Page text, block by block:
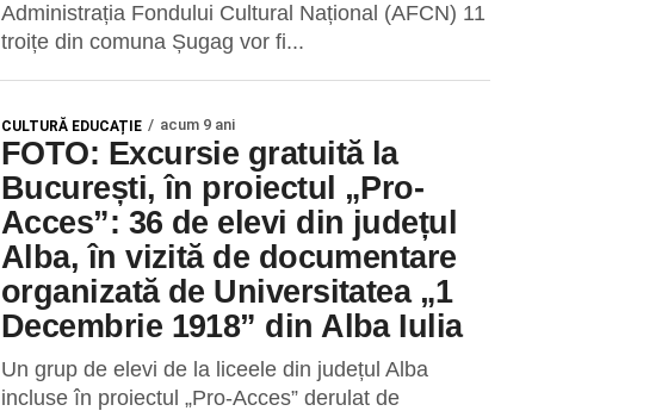
Administrația Fondului Cultural Național (AFCN) 11
troițe din comuna Șugag vor fi...
CULTURĂ EDUCAȚIE acum 9 ani
FOTO: Excursie gratuită la
București, în proiectul „Pro-
Acces”: 36 de elevi din județul
Alba, în vizită de documentare
organizată de Universitatea „1
Decembrie 1918” din Alba Iulia
Un grup de elevi de la liceele din județul Alba
incluse în proiectul „Pro-Acces” derulat de